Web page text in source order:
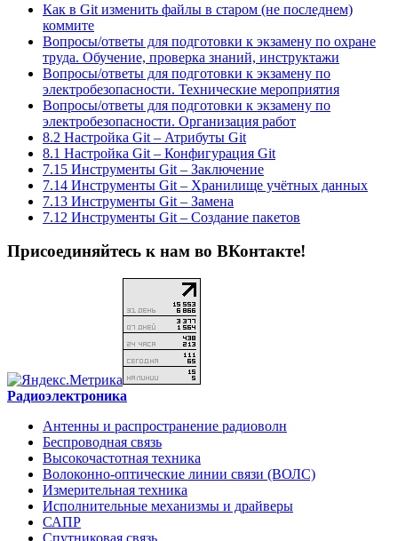
Как в Git изменить файлы в старом (не последнем)
коммите
Вопросы/ответы для подготовки к экзамену по охране
труда. Обучение, проверка знаний, инструктажи
Вопросы/ответы для подготовки к экзамену по
электробезопасности. Технические мероприятия
Вопросы/ответы для подготовки к экзамену по
электробезопасности. Организация работ
8.2 Настройка Git – Атрибуты Git
8.1 Настройка Git – Конфигурация Git
7.15 Инструменты Git – Заключение
7.14 Инструменты Git – Хранилище учётных данных
7.13 Инструменты Git – Замена
7.12 Инструменты Git – Создание пакетов
Присоединяйтесь к нам во ВКонтакте!
Радиоэлектроника
Антенны и распространение радиоволн
Беспроводная связь
Высокочастотная техника
Волоконно-оптические линии связи (ВОЛС)
Измерительная техника
Исполнительные механизмы и драйверы
САПР
Спутниковая связь